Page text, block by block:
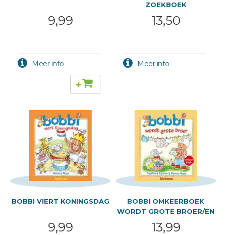
9,99
+
ZOEKBOEK
13,50
BOBBI VIERT KONINGSDAG
9,99
BOBBI OMKEERBOEK
WORDT GROTE BROER/EN
DE
13,99